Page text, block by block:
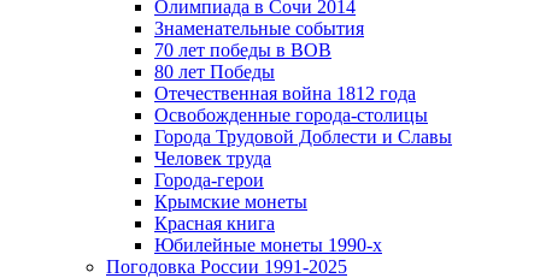
Олимпиада в Сочи 2014
Знаменательные события
70 лет победы в ВОВ
80 лет Победы
Отечественная война 1812 года
Освобожденные города-столицы
Города Трудовой Доблести и Славы
Человек труда
Города-герои
Крымские монеты
Красная книга
Юбилейные монеты 1990-х
Погодовка России 1991-2025